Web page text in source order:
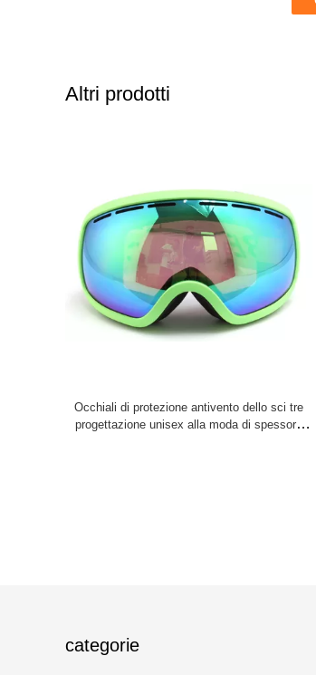
Altri prodotti
Occhiali di protezione antivento dello sci tre
progettazione unisex alla moda di spessore
categorie